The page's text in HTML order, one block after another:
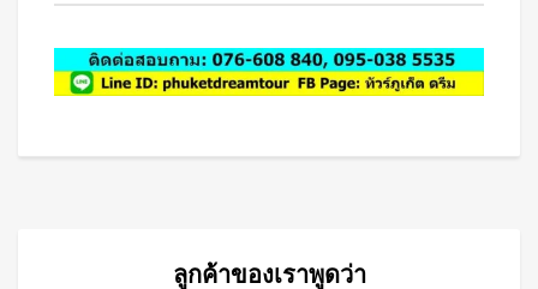
ลูกค้าของเราพูดว่า